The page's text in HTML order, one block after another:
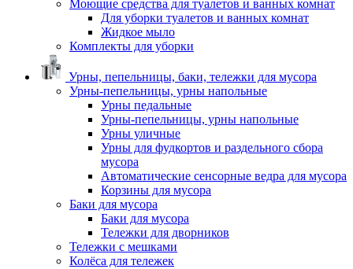
Моющие средства для туалетов и ванных комнат
Для уборки туалетов и ванных комнат
Жидкое мыло
Комплекты для уборки
Урны, пепельницы, баки, тележки для мусора
Урны-пепельницы, урны напольные
Урны педальные
Урны-пепельницы, урны напольные
Урны уличные
Урны для фудкортов и раздельного сбора
мусора
Автоматические сенсорные ведра для мусора
Корзины для мусора
Баки для мусора
Баки для мусора
Тележки для дворников
Тележки с мешками
Колёса для тележек